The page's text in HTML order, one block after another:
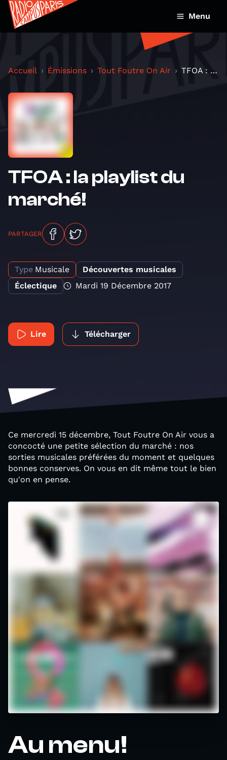
Menu
Accueil Émissions Tout Foutre On Air TFOA : la playlist du marché!
TFOA : la playlist du
marché!
PARTAGER
Type Musicale
Découvertes musicales
Éclectique
Mardi 19 Décembre 2017
Lire Télécharger
Ce mercredi 15 décembre, Tout Foutre On Air vous a
concocté une petite sélection du marché : nos
sorties musicales préférées du moment et quelques
bonnes conserves. On vous en dit même tout le bien
qu'on en pense.
Au menu!